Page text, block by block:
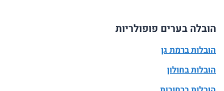
הובלה בערים פופולריות
הובלות ברמת גן
הובלות בחולון